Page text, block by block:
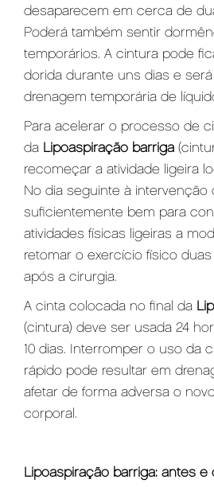
desaparecem em cerca de
Poderá também sentir
temporários. A cintura pode
dorida durante uns dias e
drenagem temporária de
Para acelerar o processo de
da Lipoaspiração barriga
recomeçar a atividade ligeira
No dia seguinte à intervenção
suficientemente bem para
atividades físicas ligeiras a
retomar o exercício físico
após a cirurgia.
A cinta colocada no final da
(cintura) deve ser usada 24
10 dias. Interromper o uso da
rápido pode resultar em
afetar de forma adversa o
corporal.
Lipoaspiração barriga: antes e